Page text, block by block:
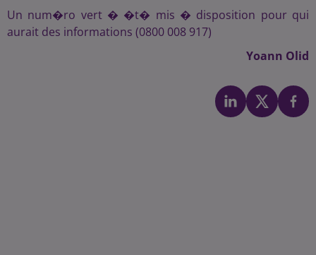
Un num�ro vert � �t� mis � disposition pour qui
aurait des informations (0800 008 917)
Yoann Olid